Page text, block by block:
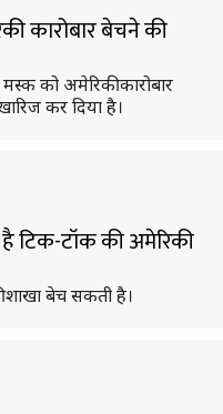
कारोबार बेचने की
को अमेरिकी कारोबार
कर दिया है।
टिक-टॉक की अमेरिकी
शाखा बेच सकती है।